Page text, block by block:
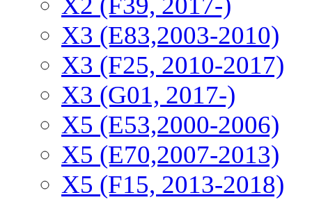
X3 (E83,2003-2010)
X3 (F25, 2010-2017)
X3 (G01, 2017-)
X5 (E53,2000-2006)
X5 (E70,2007-2013)
X5 (F15, 2013-2018)